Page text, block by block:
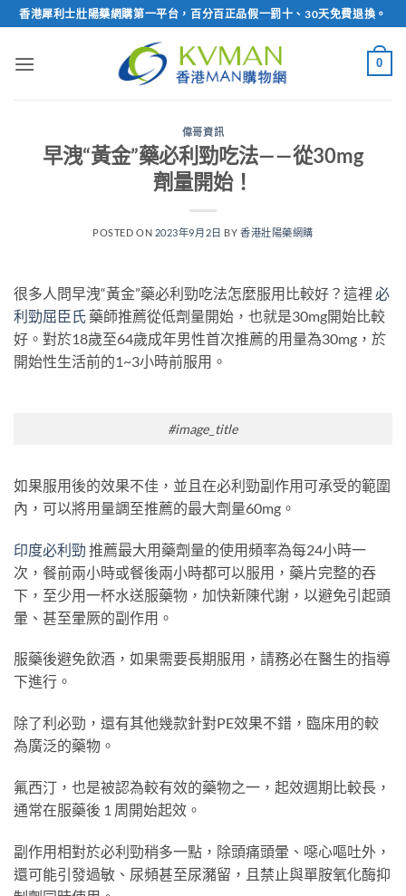
Skip
to
content
香港犀利士壯陽藥網購第一平台，百分百正品假一罰十、30天免費退換。
0
偉哥資訊
早洩“黃金”藥必利勁吃法——從30mg
劑量開始！
POSTED ON 2023年9月2日 BY 香港壯陽藥網購
很多人問早洩“黃金”藥必利勁吃法怎麼服用比較好？這裡 必
利勁屈臣氏 藥師推薦從低劑量開始，也就是30mg開始比較
好。對於18歲至64歲成年男性首次推薦的用量為30mg，於
開始性生活前的1~3小時前服用。
#image_title
如果服用後的效果不佳，並且在必利勁副作用可承受的範圍
內，可以將用量調至推薦的最大劑量60mg。
印度必利勁 推薦最大用藥劑量的使用頻率為每24小時一
次，餐前兩小時或餐後兩小時都可以服用，藥片完整的吞
下，至少用一杯水送服藥物，加快新陳代謝，以避免引起頭
暈、甚至暈厥的副作用。
服藥後避免飲酒，如果需要長期服用，請務必在醫生的指導
下進行。
除了利必勁，還有其他幾款針對PE效果不錯，臨床用的較
為廣泛的藥物。
氟西汀，也是被認為較有效的藥物之一，起效週期比較長，
通常在服藥後 1 周開始起效。
副作用相對於必利勁稍多一點，除頭痛頭暈、噁心嘔吐外，
還可能引發過敏、尿頻甚至尿瀦留，且禁止與單胺氧化酶抑